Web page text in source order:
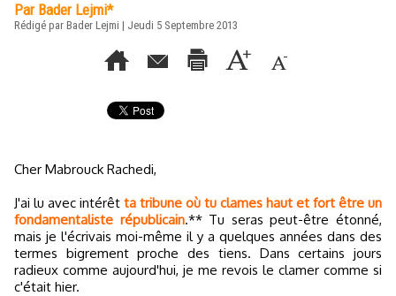
Par Bader Lejmi*
Rédigé par Bader Lejmi | Jeudi 5 Septembre 2013
Cher Mabrouck Rachedi,
J'ai lu avec intérêt ta tribune où tu clames haut et fort être un
fondamentaliste républicain.** Tu seras peut-être étonné,
mais je l'écrivais moi-même il y a quelques années dans des
termes bigrement proche des tiens. Dans certains jours
radieux comme aujourd'hui, je me revois le clamer comme si
c'était hier.